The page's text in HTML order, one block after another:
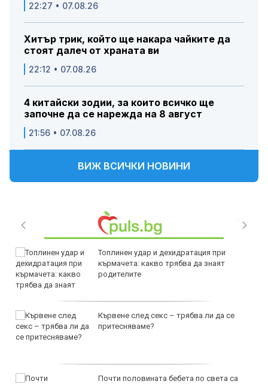
22:27 • 07.08.26
Хитър трик, който ще накара чайките да
стоят далеч от храната ви
22:12 • 07.08.26
4 китайски зодии, за които всичко ще
започне да се нарежда на 8 август
21:56 • 07.08.26
ВИЖ ВСИЧКИ НОВИНИ
Топлинен удар и дехидратация при
кърмачета: какво трябва да знаят
родителите
Кървене след секс – трябва ли да се
притесняваме?
Почти половината бебета по света са